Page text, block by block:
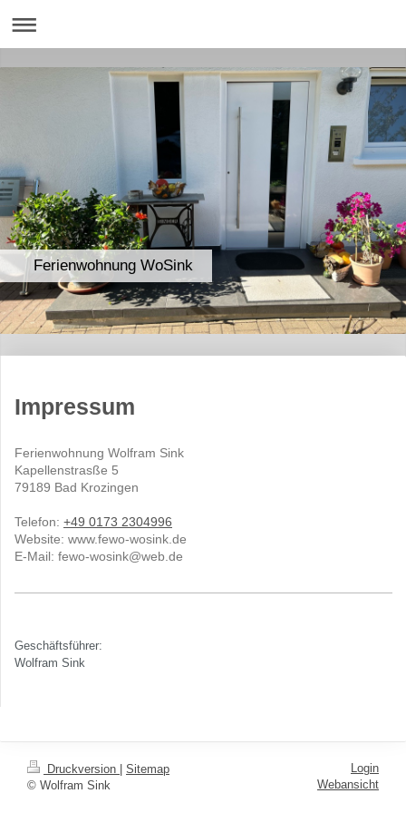
Ferienwohnung WoSink
Impressum
Ferienwohnung Wolfram Sink
Kapellenstrasße 5
79189 Bad Krozingen
Telefon: +49 0173 2304996
Website: www.fewo-wosink.de
E-Mail: fewo-wosink@web.de
Geschäftsführer:
Wolfram Sink
Druckversion
Sitemap
© Wolfram Sink
Login
Webansicht